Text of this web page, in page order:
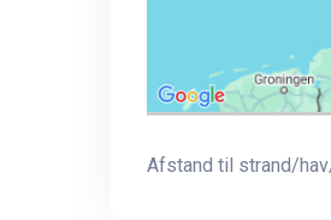
Afstand til strand/